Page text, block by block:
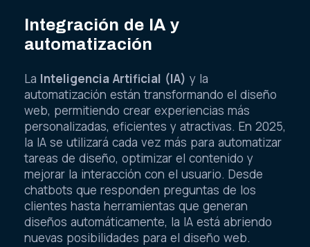
Integración de IA y
automatización
La Inteligencia Artificial (IA) y la
automatización están transformando el diseño
web, permitiendo crear experiencias más
personalizadas, eficientes y atractivas. En 2025,
la IA se utilizará cada vez más para automatizar
tareas de diseño, optimizar el contenido y
mejorar la interacción con el usuario. Desde
chatbots que responden preguntas de los
clientes hasta herramientas que generan
diseños automáticamente, la IA está abriendo
nuevas posibilidades para el diseño web.